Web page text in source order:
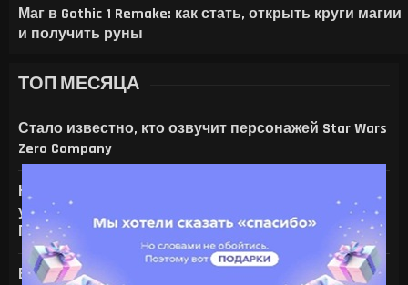
Маг в Gothic 1 Remake: как стать, открыть круги магии
и получить руны
ТОП МЕСЯЦА
Стало известно, кто озвучит персонажей Star Wars
Zero Company
На что только не идут ради ИИ — энтузиаст
установил серверную NVIDIA Tesla V100 в игровой
ПК с RTX 4080
Все амулеты и кольца в Gothic 1 Remake: